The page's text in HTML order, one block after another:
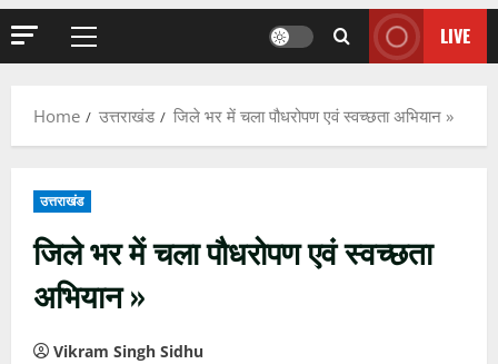
Primary
LIVE
Home उत्तराखंड जिले भर में चला पौधरोपण एवं स्वच्छता अभियान »
उत्तराखंड
जिले भर में चला पौधरोपण एवं स्वच्छता
अभियान »
Vikram Singh Sidhu